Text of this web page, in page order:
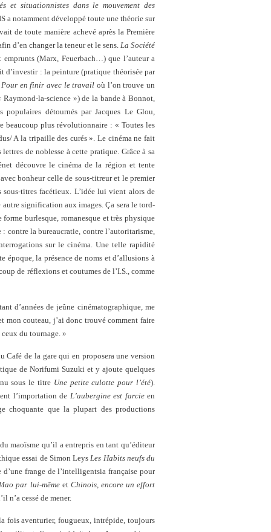
et situationnistes dans le mouvement des
notamment développé toute une théorie sur
de toute manière achevé après la Première
d’en changer la teneur et le sens. La Société
(Marx, Feuerbach…) que l’auteur a
d’investir : la peinture (pratique théorisée par
Pour en finir avec le travail où l’on trouve un
la-science ») de la bande à Bonnot,
populaires détournés par Jacques Le Glou,
beaucoup plus révolutionnaire : « Toutes les
A la tripaille des curés ». Le cinéma ne fait
de noblesse à cette pratique. Grâce à sa
découvre le cinéma de la région et tente
bonheur celle de sous-titreur et le premier
sous-titres facétieux. L’idée lui vient alors de
signification aux images. Ça sera le tord-
burlesque, romanesque et très physique
contre la bureaucratie, contre l’autoritarisme,
sur le cinéma. Une telle rapidité
époque, la présence de noms et d’allusions à
de réflexions et coutumes de l’I.S., comme
d’années de jeûne cinématographique, me
mon couteau, j’ai donc trouvé comment faire
du tournage. »
Café de la gare qui en proposera une version
de Norifumi Suzuki et y ajoute quelques
sous le titre Une petite culotte pour l’été).
l’importation de L’aubergine est farcieen
choquante que la plupart des productions
maoïsme qu’il a entrepris en tant qu’éditeur
essai de Simon LeysLes Habits neufs du
frange de l’intelligentsia française pour
par lui-mêmeet Chinois, encore un effort
n’a cessé de mener.
fois aventurier, fougueux, intrépide, toujours